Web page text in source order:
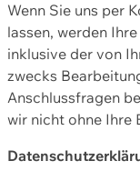
Wenn Sie uns per
lassen, werden
inklusive der von
zwecks
Anschlussfragen
wir nicht ohne Ihre